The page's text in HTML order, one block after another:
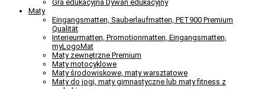
Gra edukacyjna Dywan edukacyjny
Maty
Eingangsmatten, Sauberlaufmatten, PET900 Premium
Qualität
Interieurmatten, Promotionmatten, Eingangsmatten,
myLogoMat
Maty zewnętrzne Premium
Maty motocyklowe
Maty środowiskowe, maty warsztatowe
Maty do jogi, maty gimnastyczne lub maty fitness z